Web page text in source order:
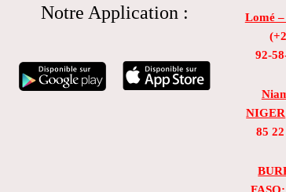
Notre Application : Lomé
92-
NIGER
85